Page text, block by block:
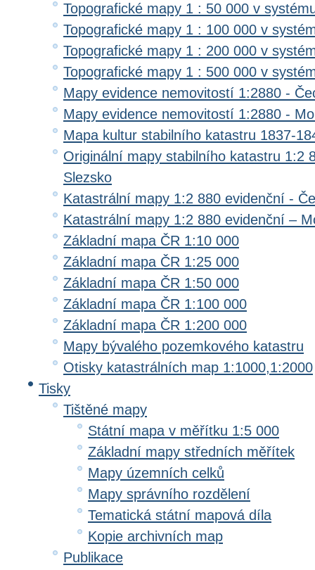
Topografické mapy 1 : 50 000 v
Topografické mapy 1 : 100 000 v
Topografické mapy 1 : 200 000 v
Topografické mapy 1 : 500 000 v
Mapy evidence nemovitostí 1:2880 -
Mapy evidence nemovitostí 1:2880 -
Mapa kultur stabilního katastru 1837-
Originální mapy stabilního katastru 1:2
Slezsko
Katastrální mapy 1:2 880 evidenční -
Katastrální mapy 1:2 880 evidenční –
Základní mapa ČR 1:10 000
Základní mapa ČR 1:25 000
Základní mapa ČR 1:50 000
Základní mapa ČR 1:100 000
Základní mapa ČR 1:200 000
Mapy bývalého pozemkového katastru
Otisky katastrálních map 1:1000,1:2000
Tisky
Tištěné mapy
Státní mapa v měřítku 1:5 000
Základní mapy středních měřítek
Mapy územních celků
Mapy správního rozdělení
Tematická státní mapová díla
Kopie archivních map
Publikace